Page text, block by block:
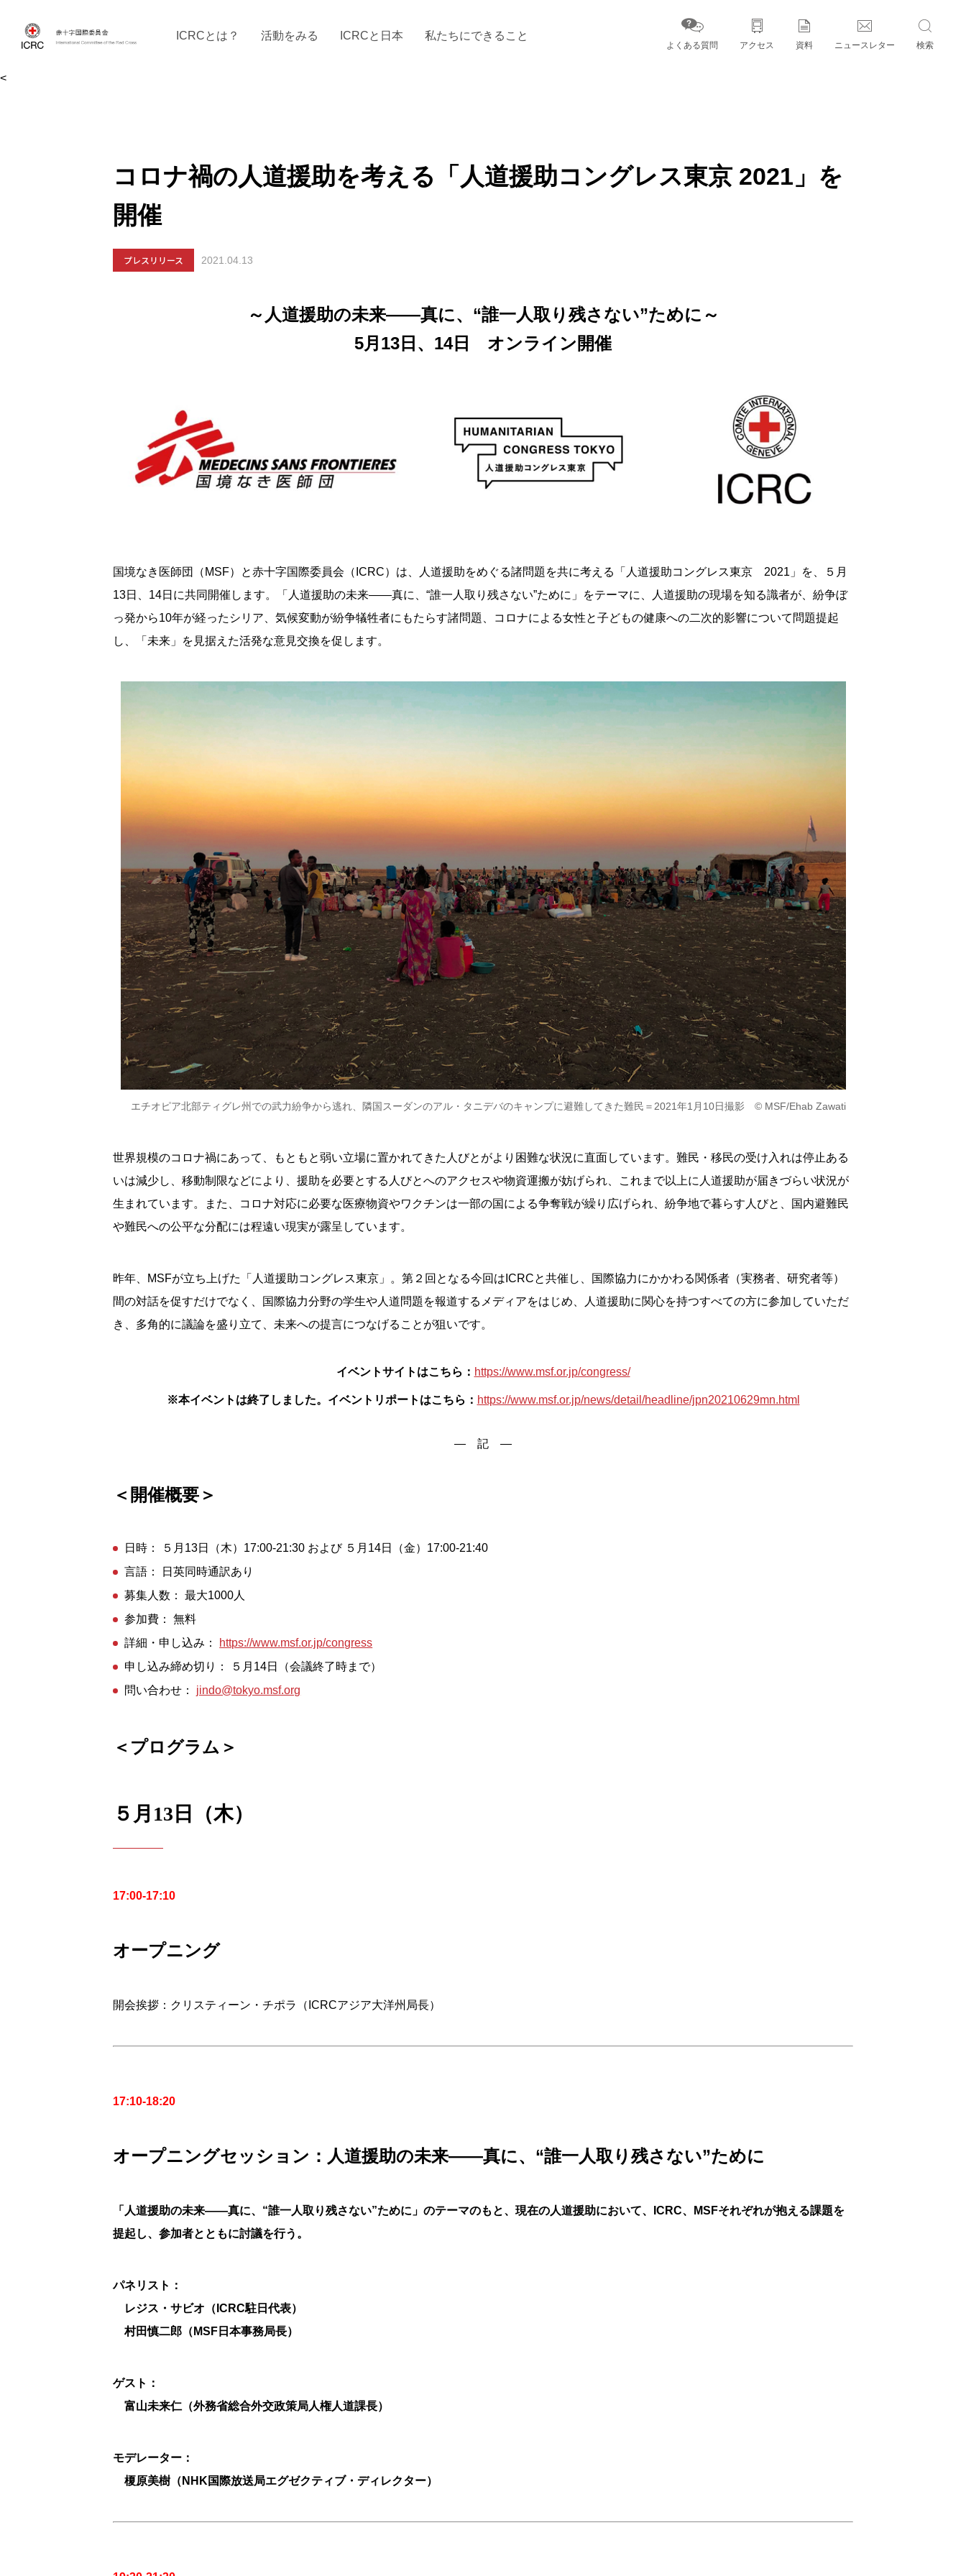
<
よくある質問 アクセス 資料 ニュースレター 検索
ICRCとは？ 活動をみる ICRCと日本 私たちにできること
コロナ禍の人道援助を考える「人道援助コングレス東京 2021」を
開催
プレスリリース 2021.04.13
～人道援助の未来――真に、“誰一人取り残さない”ために～
5月13日、14日 オンライン開催
国境なき医師団（MSF）と赤十字国際委員会（ICRC）は、人道援助をめぐる諸問題を共に考える「人道援助コングレス東京 2021」を、５月
13日、14日に共同開催します。「人道援助の未来――真に、“誰一人取り残さない”ために」をテーマに、人道援助の現場を知る識者が、紛争ぼ
っ発から10年が経ったシリア、気候変動が紛争犠牲者にもたらす諸問題、コロナによる女性と子どもの健康への二次的影響について問題提起
し、「未来」を見据えた活発な意見交換を促します。
エチオピア北部ティグレ州での武力紛争から逃れ、隣国スーダンのアル・タニデバのキャンプに避難してきた難民＝2021年1月10日撮影 © MSF/Ehab Zawati
世界規模のコロナ禍にあって、もともと弱い立場に置かれてきた人びとがより困難な状況に直面しています。難民・移民の受け入れは停止ある
いは減少し、移動制限などにより、援助を必要とする人びとへのアクセスや物資運搬が妨げられ、これまで以上に人道援助が届きづらい状況が
生まれています。また、コロナ対応に必要な医療物資やワクチンは一部の国による争奪戦が繰り広げられ、紛争地で暮らす人びと、国内避難民
や難民への公平な分配には程遠い現実が露呈しています。
昨年、MSFが立ち上げた「人道援助コングレス東京」。第２回となる今回はICRCと共催し、国際協力にかかわる関係者（実務者、研究者等）
間の対話を促すだけでなく、国際協力分野の学生や人道問題を報道するメディアをはじめ、人道援助に関心を持つすべての方に参加していただ
き、多角的に議論を盛り立て、未来への提言につなげることが狙いです。
イベントサイトはこちら： https://www.msf.or.jp/congress/
※本イベントは終了しました。イベントリポートはこちら： https://www.msf.or.jp/news/detail/headline/jpn20210629mn.html
― 記 ―
＜開催概要＞
日時： ５月13日（木）17:00-21:30 および ５月14日（金）17:00-21:40
言語： 日英同時通訳あり
募集人数： 最大1000人
参加費： 無料
詳細・申し込み：
https://www.msf.or.jp/congress
申し込み締め切り： ５月14日（会議終了時まで）
問い合わせ： jindo@tokyo.msf.org
＜プログラム＞
５月13日（木）
17:00-17:10
オープニング
開会挨拶：クリスティーン・チポラ（ICRCアジア大洋州局長）
17:10-18:20
オープニングセッション：人道援助の未来――真に、“誰一人取り残さない”ために
「人道援助の未来――真に、“誰一人取り残さない”ために」のテーマのもと、現在の人道援助において、ICRC、MSFそれぞれが抱える課題を
提起し、参加者とともに討議を行う。
パネリスト：
レジス・サビオ（ICRC駐日代表）
村田慎二郎（MSF日本事務局長）
ゲスト：
富山未来仁（外務省総合外交政策局人権人道課長）
モデレーター：
榎原美樹（NHK国際放送局エグゼクティブ・ディレクター）